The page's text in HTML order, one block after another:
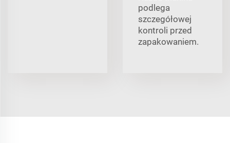
podlega
szczegółowej
kontroli przed
zapakowaniem.